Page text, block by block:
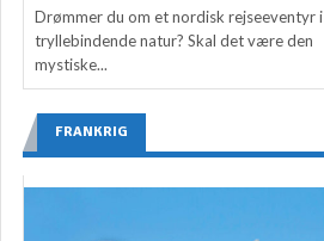
Drømmer du om et nordisk rejseeventyr i
tryllebindende natur? Skal det være den
mystiske...
FRANKRIG